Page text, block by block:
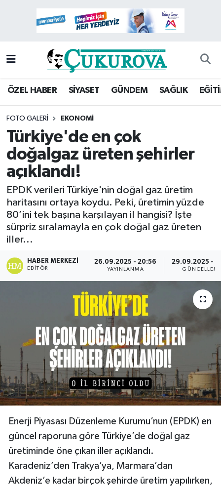
ÖZEL HABER SİYASET GÜNDEM SAĞLIK
FOTO GALERI EKONOMI
Türkiye'de en çok
doğalgaz üreten şehirler
açıklandı!
EPDK verileri Türkiye'nin doğal gaz üretim
haritasını ortaya koydu. Peki, üretimin yüzde
80’ini tek başına karşılayan il hangisi? İşte
sürpriz sıralamayla en çok doğal gaz üreten
iller...
HABER MERKEZI
EDITÖR
26.09.2025 - 20:56
YAYINLANMA
29.09.2025 -
Enerji Piyasası Düzenleme Kurumu’nun (EPDK) en
güncel raporuna göre Türkiye’de doğal gaz
üretiminde öne çıkan iller açıklandı.
Karadeniz’den Trakya’ya, Marmara’dan
Akdeniz’e kadar birçok şehirde üretim yapılırken,
Mersin Hava Durumu
Mersin Namaz Vakitleri
Mersin Trafik Yoğunluk Haritası
Süper Lig Puan Durumu ve Fikstür
Tüm Manşetler
Son Dakika Haberleri
Haber Arşivi